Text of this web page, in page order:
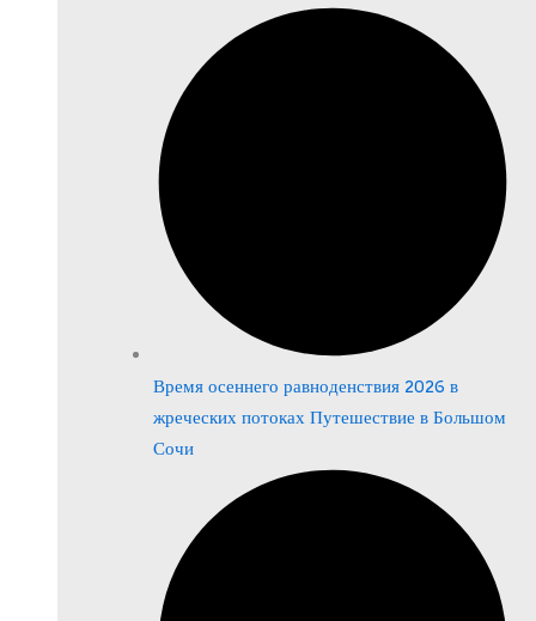
Время осеннего равноденствия 2026 в
жреческих потоках Путешествие в Большом
Сочи